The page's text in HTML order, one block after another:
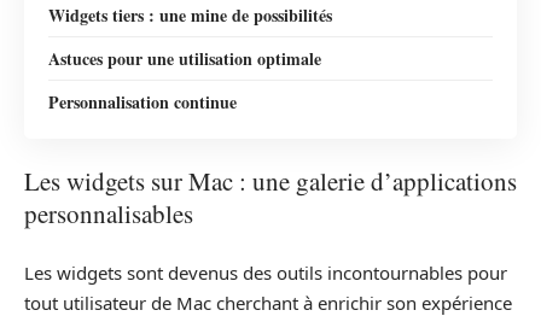
Widgets tiers : une mine de possibilités
Astuces pour une utilisation optimale
Personnalisation continue
Les widgets sur Mac : une galerie d’applications
personnalisables
Les widgets sont devenus des outils incontournables pour
tout utilisateur de Mac cherchant à enrichir son expérience